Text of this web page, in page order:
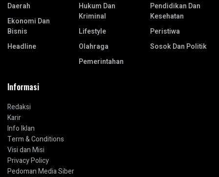
Daerah
Ekonomi Dan
Bisnis
Headline
Hukum Dan
Kriminal
Lifestyle
Olahraga
Pemerintahan
Pendidikan Dan
Kesehatan
Peristiwa
Sosok Dan Politik
Informasi
Redaksi
Karir
Info Iklan
Term & Conditions
Visi dan Misi
Privacy Policy
Pedoman Media Siber